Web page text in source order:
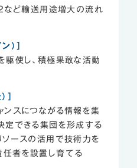
など輸送用途増大の流れ
）］
駆使し、積極果敢な活動
］
ンスにつながる情報を集
定できる集団を形成する
ソースの活用で技術力を
者を設置し育てる